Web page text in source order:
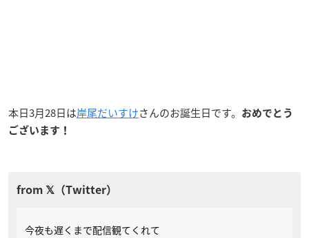
本日3月28日は岸尾だいすけさんのお誕生日です。
おめでとう
ございます！
今夜も遅くまで配信観てくれて